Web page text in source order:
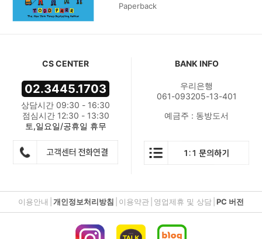
Paperback
CS CENTER
02.3445.1703
상담시간 09:30 - 16:30
점심시간 12:30 - 13:30
토,일요일/공휴일 휴무
BANK INFO
우리은행
061-093205-13-401
예금주 : 동방도서
이용안내 개인정보처리방침 이용약관 영업제휴 및 상담 PC 버전